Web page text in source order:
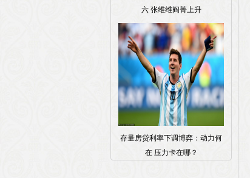
六 张维维阎菁上升
存量房贷利率下调博弈：动力何
在 压力卡在哪？